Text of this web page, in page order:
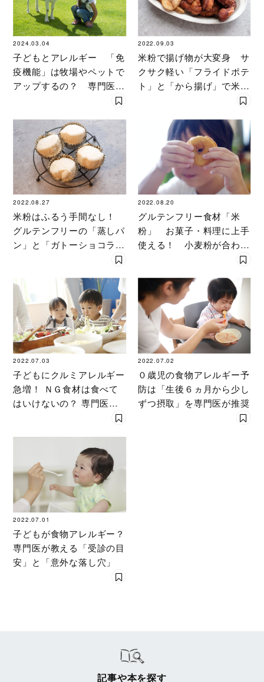
2024.03.04
子どもとアレルギー 「免
疫機能」は牧場やペットで
アップするの？ 専門医が
わかりやすく「予防効果」
2022.09.03
米粉で揚げ物が大変身 サ
クサク軽い「フライドポテ
ト」と「から揚げ」で米粉
2022.08.27
米粉はふるう手間なし！
グルテンフリーの「蒸しパ
ン」と「ガトーショコラ」
2022.08.20
グルテンフリー食材「米
粉」 お菓子・料理に上手
使える！ 小麦粉が合わな
2022.07.03
子どもにクルミアレルギー
急増！ ＮＧ食材は食べて
はいけないの？ 専門医に
2022.07.02
０歳児の食物アレルギー予
防は「生後６ヵ月から少し
ずつ摂取」を専門医が推奨
2022.07.01
子どもが食物アレルギー？
専門医が教える「受診の目
安」と「意外な落し穴」
記事や本を探す